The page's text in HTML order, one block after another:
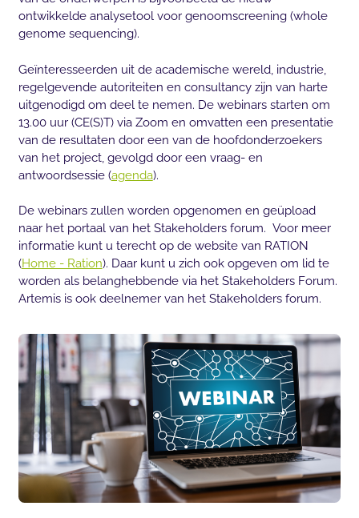
ontwikkelde analysetool voor genoomscreening (whole
genome sequencing).
Geïnteresseerden uit de academische wereld, industrie,
regelgevende autoriteiten en consultancy zijn van harte
uitgenodigd om deel te nemen. De webinars starten om
13.00 uur (CE(S)T) via Zoom en omvatten een presentatie
van de resultaten door een van de hoofdonderzoekers
van het project, gevolgd door een vraag- en
antwoordsessie (agenda).
De webinars zullen worden opgenomen en geüpload
naar het portaal van het Stakeholders forum. Voor meer
informatie kunt u terecht op de website van RATION
(Home - Ration). Daar kunt u zich ook opgeven om lid te
worden als belanghebbende via het Stakeholders Forum.
Artemis is ook deelnemer van het Stakeholders forum.